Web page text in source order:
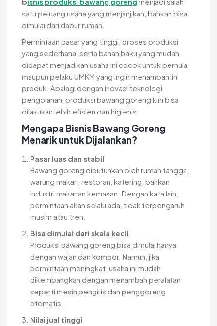
satu peluang usaha yang menjanjikan, bahkan bisa
dimulai dari dapur rumah.
Permintaan pasar yang tinggi, proses produksi
yang sederhana, serta bahan baku yang mudah
didapat menjadikan usaha ini cocok untuk pemula
maupun pelaku UMKM yang ingin menambah lini
produk. Apalagi dengan inovasi teknologi
pengolahan, produksi bawang goreng kini bisa
dilakukan lebih efisien dan higienis.
Mengapa Bisnis Bawang Goreng
Menarik untuk Dijalankan?
Pasar luas dan stabil
Bawang goreng dibutuhkan oleh rumah tangga,
warung makan, restoran, katering, bahkan
industri makanan kemasan. Dengan kata lain,
permintaan akan selalu ada, tidak terpengaruh
musim atau tren.
Bisa dimulai dari skala kecil
Produksi bawang goreng bisa dimulai hanya
dengan wajan dan kompor. Namun, jika
permintaan meningkat, usaha ini mudah
dikembangkan dengan menambah peralatan
seperti mesin pengiris dan penggoreng
otomatis.
Nilai jual tinggi